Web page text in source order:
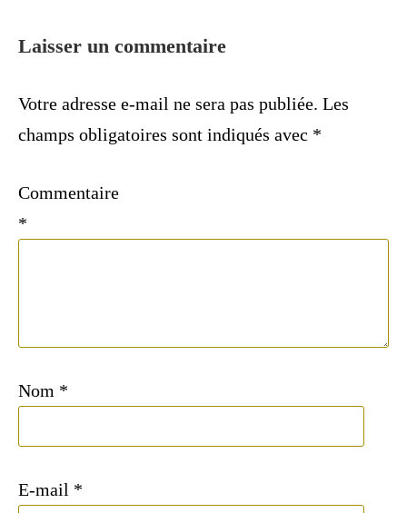
Laisser un commentaire
Votre adresse e-mail ne sera pas publiée. Les
champs obligatoires sont indiqués avec *
Commentaire
*
Nom *
E-mail *